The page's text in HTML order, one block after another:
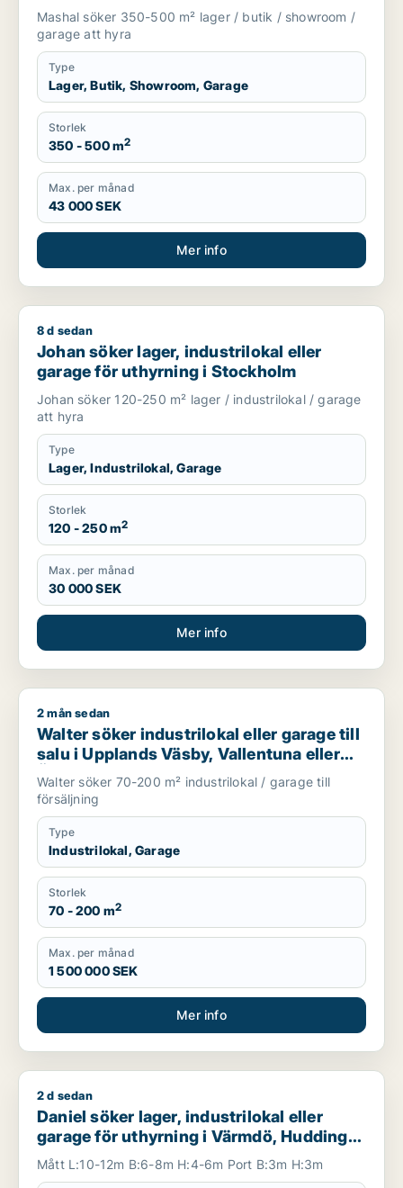
Mashal söker 350-500 m² lager / butik / showroom /
garage att hyra
Type
Lager, Butik, Showroom, Garage
Storlek
350 - 500 m2
Max. per månad
43 000 SEK
Mer info
Johan söker lager, industrilokal eller garage för uthyrning i
8 d sedan
Johan söker lager, industrilokal eller
garage för uthyrning i Stockholm
Johan söker 120-250 m² lager / industrilokal / garage
att hyra
Type
Lager, Industrilokal, Garage
Storlek
120 - 250 m2
Max. per månad
30 000 SEK
Mer info
Walter söker industrilokal eller garage till salu i Upplands
2 mån sedan
Walter söker industrilokal eller garage till
salu i Upplands Väsby, Vallentuna eller
Österåker m.fl.
Walter söker 70-200 m² industrilokal / garage till
försäljning
Type
Industrilokal, Garage
Storlek
70 - 200 m2
Max. per månad
1 500 000 SEK
Mer info
Daniel söker lager, industrilokal eller garage för uthyrning i
2 d sedan
Daniel söker lager, industrilokal eller
garage för uthyrning i Värmdö, Huddinge
eller Botkyrka m.fl.
Mått L:10-12m B:6-8m H:4-6m Port B:3m H:3m